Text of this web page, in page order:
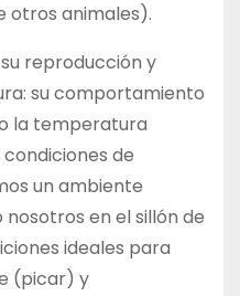
otros animales).
reproducción y
su comportamiento
la temperatura
condiciones de
un ambiente
en el sillón de
ideales para
(picar) y